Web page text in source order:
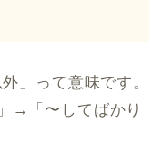
」って意味です。
→「〜してばかり